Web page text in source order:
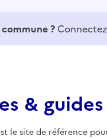
?
& guides
le site de référence